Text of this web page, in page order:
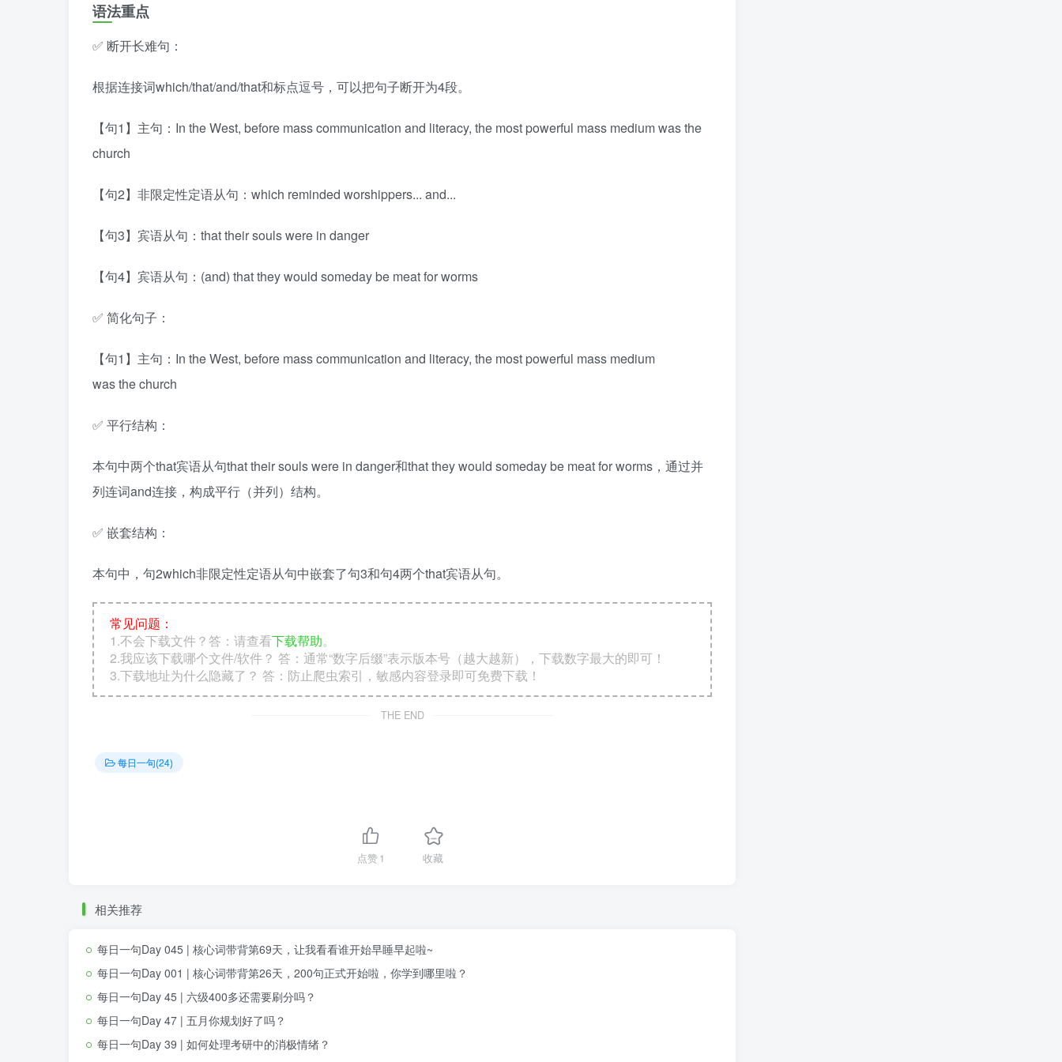
语法重点
✅ 断开长难句：
根据连接词which/that/and/that和标点逗号，可以把句子断开为4段。
【句1】主句：In the West, before mass communication and literacy, the most powerful mass medium was the
church
【句2】非限定性定语从句：which reminded worshippers... and...
【句3】宾语从句：that their souls were in danger
【句4】宾语从句：(and) that they would someday be meat for worms
✅ 简化句子：
【句1】主句：In the West, before mass communication and literacy, the most powerful mass medium
was the church
✅ 平行结构：
本句中两个that宾语从句that their souls were in danger和that they would someday be meat for worms，通过并
列连词and连接，构成平行（并列）结构。
✅ 嵌套结构：
本句中，句2which非限定性定语从句中嵌套了句3和句4两个that宾语从句。
常见问题：
1.不会下载文件？答：请查看下载帮助。
2.我应该下载哪个文件/软件？ 答：通常“数字后缀”表示版本号（越大越新），下载数字最大的即可！
3.下载地址为什么隐藏了？ 答：防止爬虫索引，敏感内容登录即可免费下载！
THE END
每日一句(24)
点赞1 收藏
相关推荐
每日一句Day 045 | 核心词带背第69天，让我看看谁开始早睡早起啦~
每日一句Day 001 | 核心词带背第26天，200句正式开始啦，你学到哪里啦？
每日一句Day 45 | 六级400多还需要刷分吗？
每日一句Day 47 | 五月你规划好了吗？
每日一句Day 39 | 如何处理考研中的消极情绪？